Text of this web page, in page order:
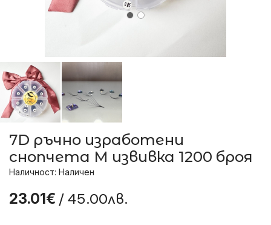
7D ръчно изработени
снопчета М извивка 1200 броя
Наличност: Наличен
23.01€ / 45.00лв.